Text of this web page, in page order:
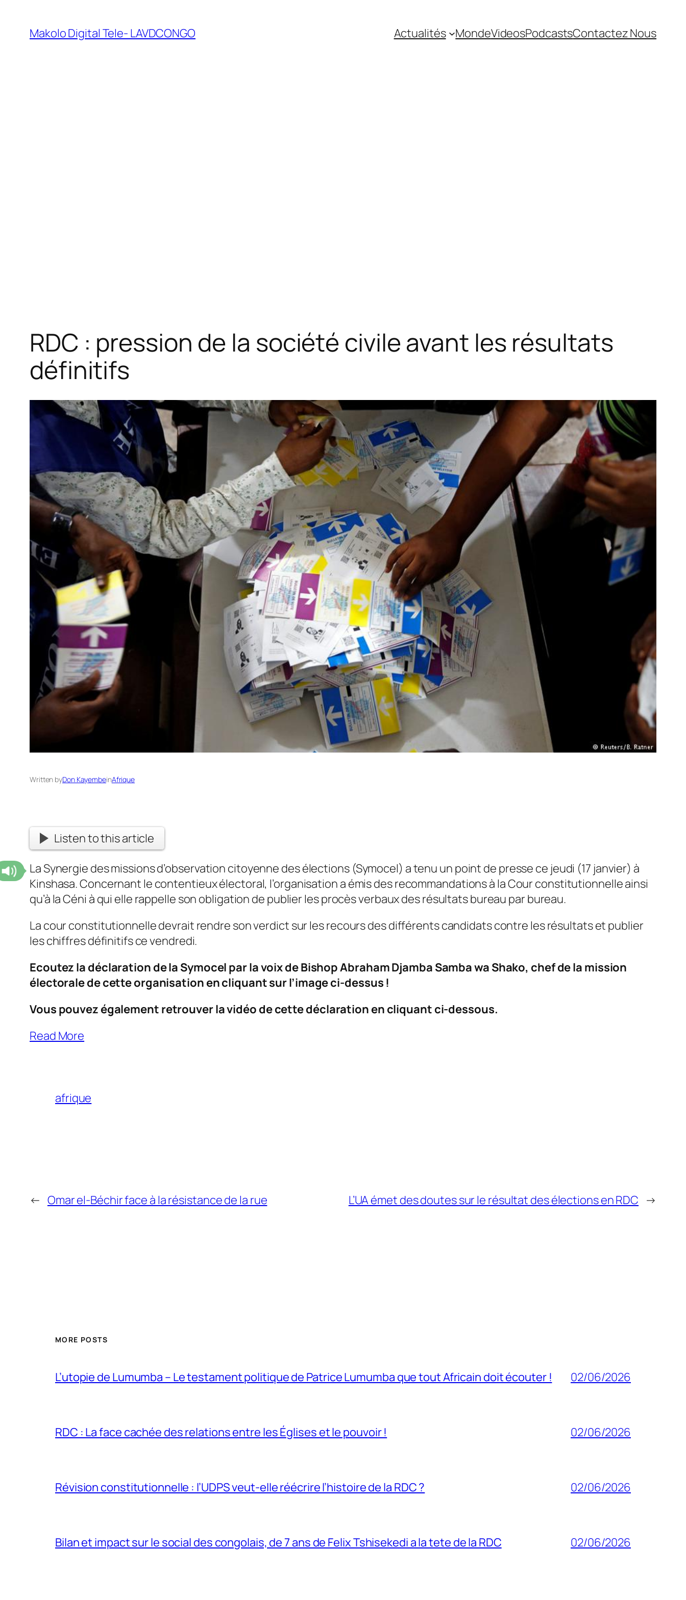
Makolo Digital Tele- LAVDCONGO Actualités MondeVideosPodcastsContactez Nous
RDC : pression de la société civile avant les résultats
définitifs
Written byDon KayembeinAfrique
Listen to this article
La Synergie des missions d’observation citoyenne des élections (Symocel) a tenu un point de presse ce jeudi (17 janvier) à
Kinshasa. Concernant le contentieux électoral, l’organisation a émis des recommandations à la Cour constitutionnelle ainsi
qu’à la Céni à qui elle rappelle son obligation de publier les procès verbaux des résultats bureau par bureau.
La cour constitutionnelle devrait rendre son verdict sur les recours des différents candidats contre les résultats et publier
les chiffres définitifs ce vendredi.
Ecoutez la déclaration de la Symocel par la voix de Bishop Abraham Djamba Samba wa Shako, chef de la mission
électorale de cette organisation en cliquant sur l’image ci-dessus !
Vous pouvez également retrouver la vidéo de cette déclaration en cliquant ci-dessous.
Read More
afrique
← Omar el-Béchir face à la résistance de la rue L’UA émet des doutes sur le résultat des élections en RDC →
MORE POSTS
L’utopie de Lumumba – Le testament politique de Patrice Lumumba que tout Africain doit écouter ! 02/06/2026
RDC : La face cachée des relations entre les Églises et le pouvoir ! 02/06/2026
Révision constitutionnelle : l’UDPS veut-elle réécrire l’histoire de la RDC ? 02/06/2026
Bilan et impact sur le social des congolais, de 7 ans de Felix Tshisekedi a la tete de la RDC 02/06/2026